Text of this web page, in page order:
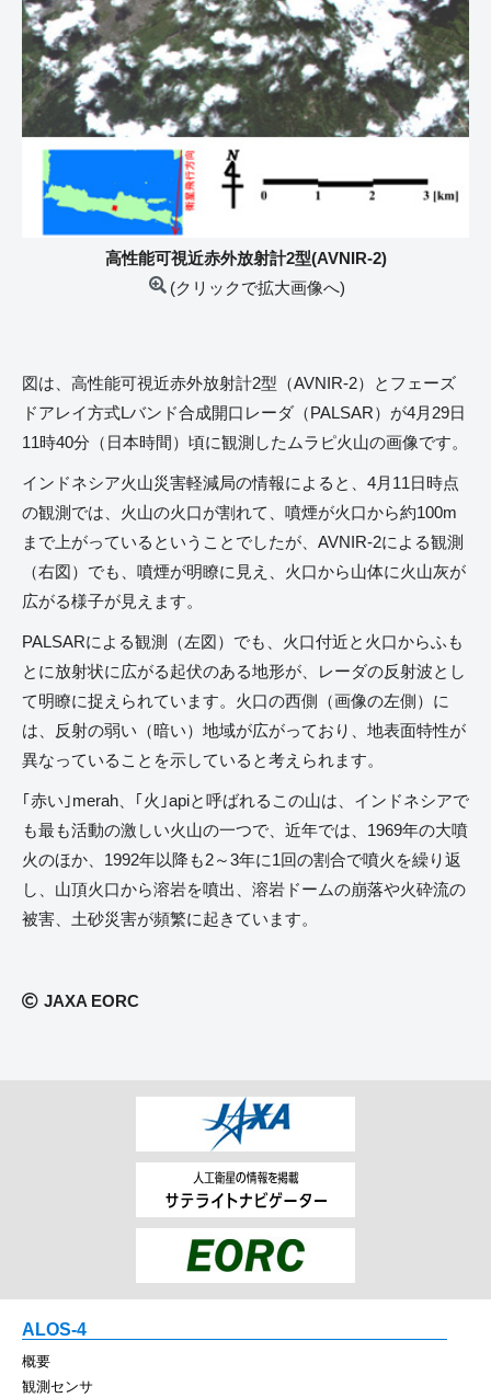
高性能可視近赤外放射計2型(AVNIR-2)
(クリックで拡大画像へ)
図は、高性能可視近赤外放射計2型（AVNIR-2）とフェーズ
ドアレイ方式Lバンド合成開口レーダ（PALSAR）が4月29日
11時40分（日本時間）頃に観測したムラピ火山の画像です。
インドネシア火山災害軽減局の情報によると、4月11日時点
の観測では、火山の火口が割れて、噴煙が火口から約100m
まで上がっているということでしたが、AVNIR-2による観測
（右図）でも、噴煙が明瞭に見え、火口から山体に火山灰が
広がる様子が見えます。
PALSARによる観測（左図）でも、火口付近と火口からふも
とに放射状に広がる起伏のある地形が、レーダの反射波とし
て明瞭に捉えられています。火口の西側（画像の左側）に
は、反射の弱い（暗い）地域が広がっており、地表面特性が
異なっていることを示していると考えられます。
｢赤い｣merah、｢火｣apiと呼ばれるこの山は、インドネシアで
も最も活動の激しい火山の一つで、近年では、1969年の大噴
火のほか、1992年以降も2～3年に1回の割合で噴火を繰り返
し、山頂火口から溶岩を噴出、溶岩ドームの崩落や火砕流の
被害、土砂災害が頻繁に起きています。
JAXA EORC
ALOS-4
概要
観測センサ